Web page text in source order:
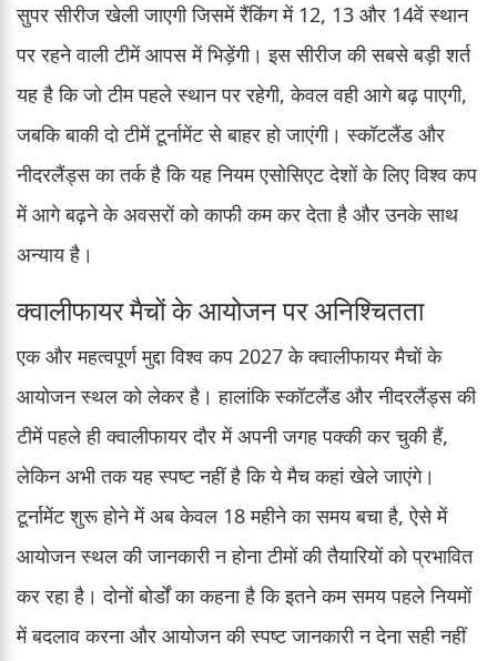
सुपर सीरीज खेली जाएगी जिसमें रैंकिंग में 12, 13 और 14वें स्थान
पर रहने वाली टीमें आपस में भिड़ेंगी। इस सीरीज की सबसे बड़ी शर्त
यह है कि जो टीम पहले स्थान पर रहेगी, केवल वही आगे बढ़ पाएगी,
जबकि बाकी दो टीमें टूर्नामेंट से बाहर हो जाएंगी। स्कॉटलैंड और
नीदरलैंड्स का तर्क है कि यह नियम एसोसिएट देशों के लिए विश्व कप
में आगे बढ़ने के अवसरों को काफी कम कर देता है और उनके साथ
अन्याय है।
क्वालीफायर मैचों के आयोजन पर अनिश्चितता
एक और महत्वपूर्ण मुद्दा विश्व कप 2027 के क्वालीफायर मैचों के
आयोजन स्थल को लेकर है। हालांकि स्कॉटलैंड और नीदरलैंड्स की
टीमें पहले ही क्वालीफायर दौर में अपनी जगह पक्की कर चुकी हैं,
लेकिन अभी तक यह स्पष्ट नहीं है कि ये मैच कहां खेले जाएंगे।
टूर्नामेंट शुरू होने में अब केवल 18 महीने का समय बचा है, ऐसे में
आयोजन स्थल की जानकारी न होना टीमों की तैयारियों को प्रभावित
कर रहा है। दोनों बोर्डों का कहना है कि इतने कम समय पहले नियमों
में बदलाव करना और आयोजन की स्पष्ट जानकारी न देना सही नहीं